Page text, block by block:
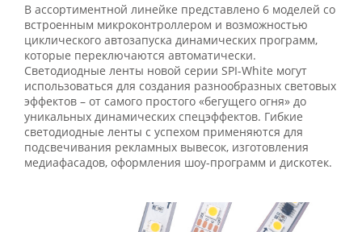
В ассортиментной линейке представлено 6 моделей со
встроенным микроконтроллером и возможностью
циклического автозапуска динамических программ,
которые переключаются автоматически.
Светодиодные ленты новой серии SPI-White могут
использоваться для создания разнообразных световых
эффектов – от самого простого «бегущего огня» до
уникальных динамических спецэффектов. Гибкие
светодиодные ленты с успехом применяются для
подсвечивания рекламных вывесок, изготовления
медиафасадов, оформления шоу-программ и дискотек.